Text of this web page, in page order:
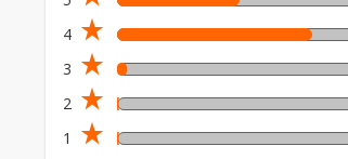
4 star_rate
3 star_rate
2 star_rate
1
star_rate